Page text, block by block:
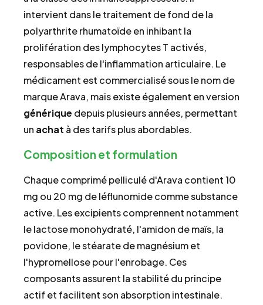
intervient dans le traitement de fond de la
polyarthrite rhumatoïde en inhibant la
prolifération des lymphocytes T activés,
responsables de l'inflammation articulaire. Le
médicament est commercialisé sous le nom de
marque Arava, mais existe également en version
générique depuis plusieurs années, permettant
un achat à des tarifs plus abordables.
Composition et formulation
Chaque comprimé pelliculé d'Arava contient 10
mg ou 20 mg de léflunomide comme substance
active. Les excipients comprennent notamment
le lactose monohydraté, l'amidon de maïs, la
povidone, le stéarate de magnésium et
l'hypromellose pour l'enrobage. Ces
composants assurent la stabilité du principe
actif et facilitent son absorption intestinale.